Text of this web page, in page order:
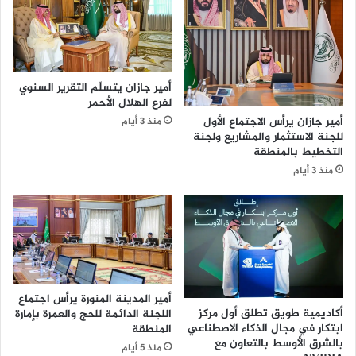
م
ا
ل
ش
ر
ع
ي
ة
ا
ا
ي
ا
ل
ه
أمير جازان يرأس الاجتماع الأول
للجنة الاستثمار والمشاريع ولجنة
التخطيط بالمنطقة
منذ 3 أيام
أمير جازان يتسلّم التقرير السنوي
لفرع الهلال الأحمر
منذ 3 أيام
أكاديمية طويق تطلق أول مركز
ابتكار في مجال الذكاء الاصطناعي
بالشرق الأوسط بالتعاون مع
أمير المدينة المنورة يرأس اجتماع
اللجنة الدائمة للحج والعمرة بإمارة
المنطقة
منذ 5 أيام